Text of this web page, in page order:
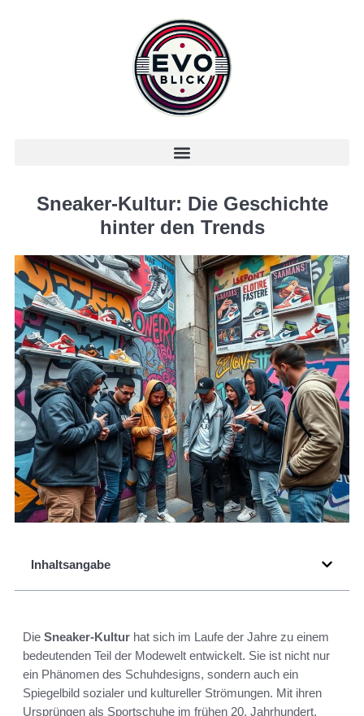
Sneaker-Kultur: Die Geschichte
hinter den Trends
Inhaltsangabe
Die Sneaker-Kultur hat sich im Laufe der Jahre zu einem
bedeutenden Teil der Modewelt entwickelt. Sie ist nicht nur
ein Phänomen des Schuhdesigns, sondern auch ein
Spiegelbild sozialer und kultureller Strömungen. Mit ihren
Ursprüngen als Sportschuhe im frühen 20. Jahrhundert,